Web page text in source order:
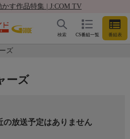
す作品特集 | J:COM TV
CS番組一覧 番組表
検索
ズ
ーズ
の放送予定はありません